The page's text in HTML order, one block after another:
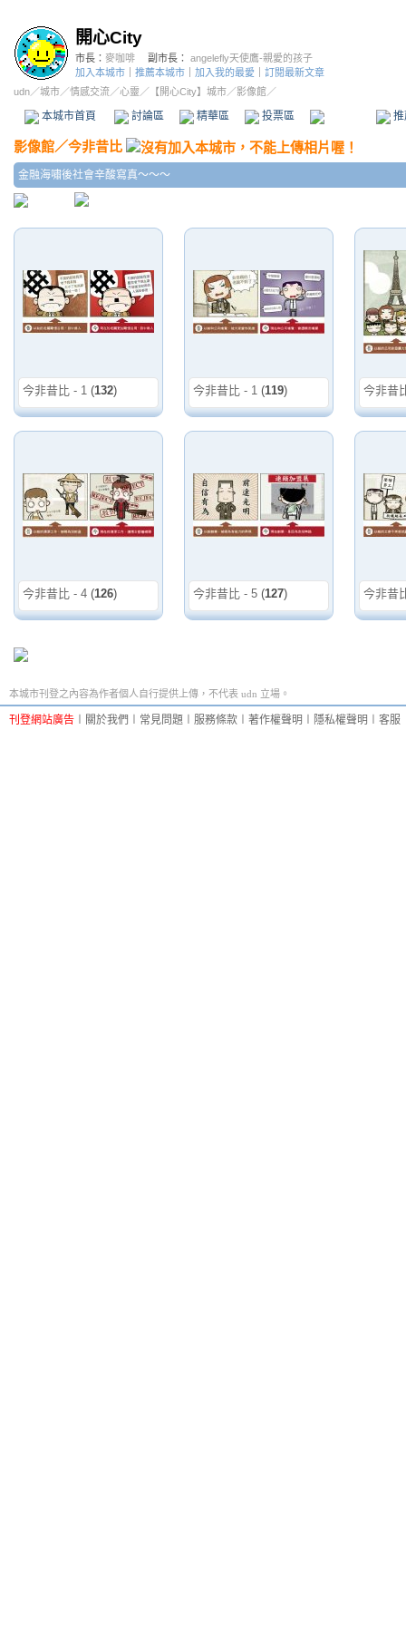
開心City
市長： 麥咖啡 副市長： angelefly天使鷹-親愛的孩子
加入本城市
推薦本城市 加入我的最愛
訂閱最新文章
udn／城市／情感交流／心靈 ／ 【開心City】城市／影像館／
本城市首頁 討論區 精華區 投票區 影像館
影像館／今非昔比
金融海嘯後社會辛酸寫真～～～
今非昔比 - 1 (132) 今非昔比 - 1 (119) 今非昔
今非昔比 - 4 (126) 今非昔比 - 5 (127) 今非昔
本城市刊登之內容為作者個人自行提供上傳，不代表 udn 立場。
刊登網站廣告 關於我們 常見問題 服務條款 著作權聲明 隱私權聲明 客服